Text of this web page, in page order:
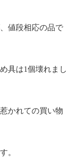
値段相応の品で
具は1個壊れまし
かれての買い物
。